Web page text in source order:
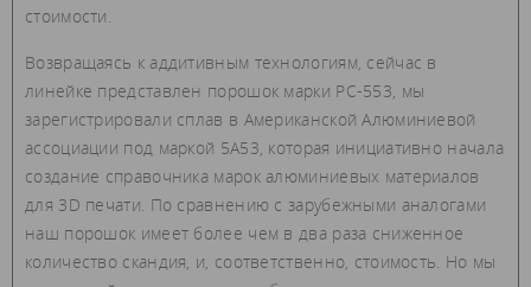
стоимости.
Возвращаясь к аддитивным технологиям, сейчас в
линейке представлен порошок марки РС-553, мы
зарегистрировали сплав в Американской Алюминиевой
ассоциации под маркой 5А53, которая инициативно начала
создание справочника марок алюминиевых материалов
для 3D печати. По сравнению с зарубежными аналогами
наш порошок имеет более чем в два раза сниженное
количество скандия, и, соответственно, стоимость. Но мы